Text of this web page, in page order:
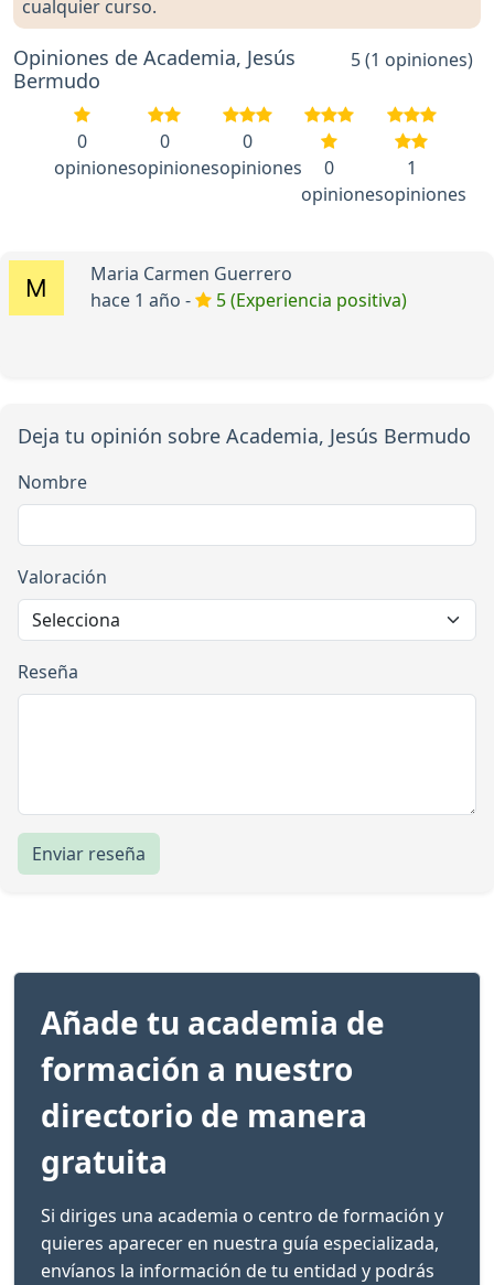
cualquier curso.
Opiniones de Academia, Jesús
Bermudo
5 (1 opiniones)
0
opiniones
0
opiniones
0
opiniones
0
opiniones
1
opiniones
Maria Carmen Guerrero
hace 1 año -
5 (Experiencia positiva)
Deja tu opinión sobre Academia, Jesús Bermudo
Nombre
Valoración
Reseña
Enviar reseña
Añade tu academia de
formación a nuestro
directorio de manera
gratuita
Si diriges una academia o centro de formación y
quieres aparecer en nuestra guía especializada,
envíanos la información de tu entidad y podrás